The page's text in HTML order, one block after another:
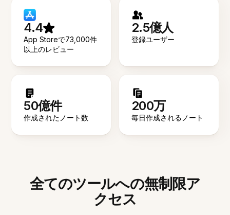
4.4
App Storeで73,000件
以上のレビュー
2.5億人
登録ユーザー
50億件
作成されたノート数
200万
毎日作成されるノート
全てのツールへの無制限ア
クセス